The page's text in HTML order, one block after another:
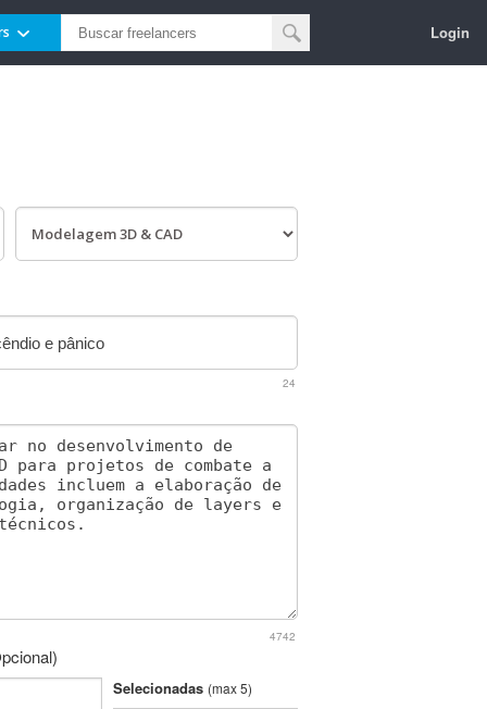
Login
24
4742
Selecionadas (max 5)